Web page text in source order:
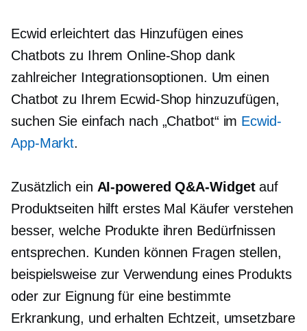
Ecwid erleichtert das Hinzufügen eines
Chatbots zu Ihrem Online-Shop dank
zahlreicher Integrationsoptionen. Um einen
Chatbot zu Ihrem Ecwid-Shop hinzuzufügen,
suchen Sie einfach nach „Chatbot“ im Ecwid-
App-Markt.
Zusätzlich ein AI-powered Q&A-Widgetauf
Produktseiten hilft erstes Mal Käufer verstehen
besser, welche Produkte ihren Bedürfnissen
entsprechen. Kunden können Fragen stellen,
beispielsweise zur Verwendung eines Produkts
oder zur Eignung für eine bestimmte
Erkrankung, und erhalten Echtzeit, umsetzbare